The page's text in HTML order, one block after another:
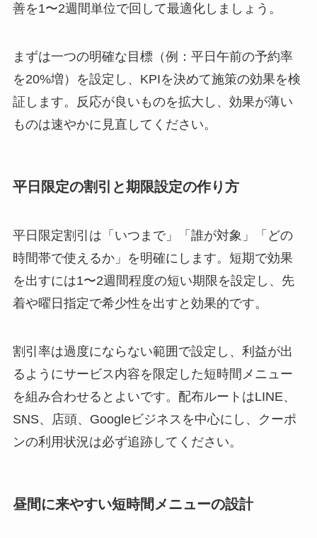
善を1〜2週間単位で回して最適化しましょう。
まずは一つの明確な目標（例：平日午前の予約率
を20%増）を設定し、KPIを決めて施策の効果を検
証します。反応が良いものを拡大し、効果が薄い
ものは速やかに見直してください。
平日限定の割引と期限設定の作り方
平日限定割引は「いつまで」「誰が対象」「どの
時間帯で使えるか」を明確にします。短期で効果
を出すには1〜2週間程度の短い期限を設定し、先
着や曜日指定で希少性を出すと効果的です。
割引率は過度にならない範囲で設定し、利益が出
るようにサービス内容を限定した短時間メニュー
を組み合わせるとよいです。配布ルートはLINE、
SNS、店頭、Googleビジネスを中心にし、クーポ
ンの利用状況は必ず追跡してください。
昼間に来やすい短時間メニューの設計